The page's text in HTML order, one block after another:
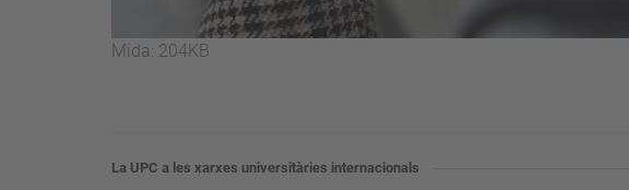
Feu
la
Mida: 204KB
La UPC a les xarxes universitàries internacionals